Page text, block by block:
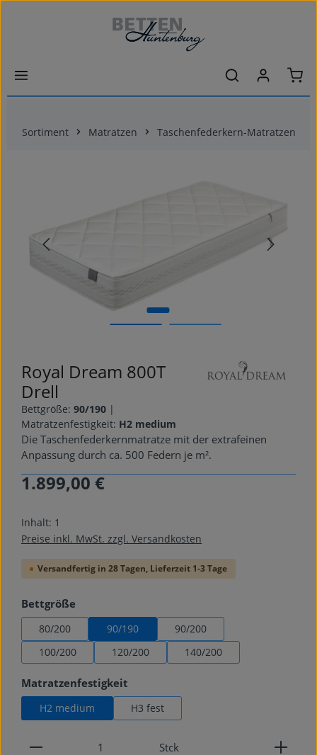
Zum Hauptinhalt springen
Sortiment Matratzen Taschenfederkern-Matratzen
Royal Dream 800T
Drell
Bettgröße: 90/190 |
Matratzenfestigkeit: H2 medium
Die Taschenfederkernmatratze mit der extrafeinen
Anpassung durch ca. 500 Federn je m².
Regulärer Preis:
1.899,00 €
Inhalt: 1
Preise inkl. MwSt. zzgl. Versandkosten
Versandfertig in 28 Tagen, Lieferzeit 1-3 Tage
Bettgröße
80/200 90/190
90/200
100/200
120/200 140/200
Matratzenfestigkeit
H2 medium H3 fest
Produkt Anzahl: Gib den gewünschten Wert ein
Stck